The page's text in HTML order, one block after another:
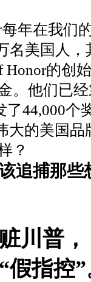
年在我们
名美国人，
Honor的创
。他们已
了44,000个
大的美国
？
追捕那些
川普，
假指控